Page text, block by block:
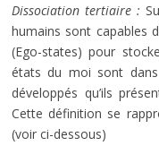
Dissociation tertiaire :
humains sont capables
(Ego-states) pour
états du moi sont
développés qu’ils
Cette définition se
(voir ci-dessous)